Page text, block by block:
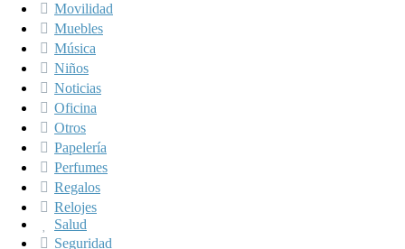
Movilidad
Muebles
Música
Niños
Noticias
Oficina
Otros
Papelería
Perfumes
Regalos
Relojes
Salud
Seguridad